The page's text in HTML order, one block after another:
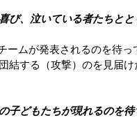
び、泣いている者たちとと
ームが発表されるのを待
結する（攻撃）のを見届
子どもたちが現れるのを